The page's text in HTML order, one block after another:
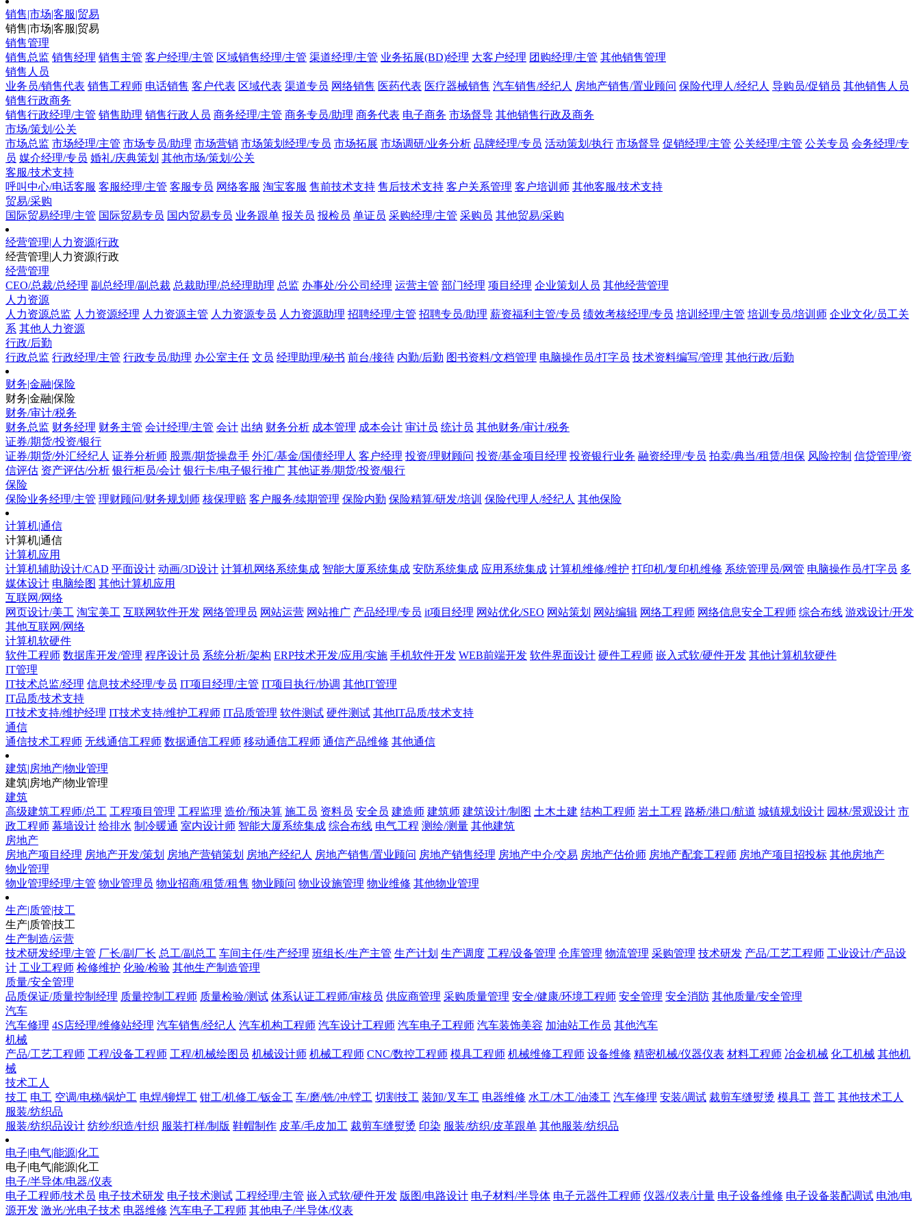
销售|市场|客服|贸易
销售|市场|客服|贸易
销售管理
销售总监 销售经理 销售主管 客户经理/主管 区域销售经理/主管 渠道经理/主管 业务拓展(BD)经理 大客户经理 团购经理/主管 其他销售管理
销售人员
业务员/销售代表 销售工程师 电话销售 客户代表 区域代表 渠道专员 网络销售 医药代表 医疗器械销售 汽车销售/经纪人 房地产销售/置业顾问 保险代理人/经纪人 导购员/促销员 其他销售人员
销售行政商务
销售行政经理/主管 销售助理 销售行政人员 商务经理/主管 商务专员/助理 商务代表 电子商务 市场督导 其他销售行政及商务
市场/策划/公关
市场总监 市场经理/主管 市场专员/助理 市场营销 市场策划经理/专员 市场拓展 市场调研/业务分析 品牌经理/专员 活动策划/执行 市场督导 促销经理/主管 公关经理/主管 公关专员 会务经理/专
员 媒介经理/专员 婚礼/庆典策划 其他市场/策划/公关
客服/技术支持
呼叫中心/电话客服 客服经理/主管 客服专员 网络客服 淘宝客服 售前技术支持 售后技术支持 客户关系管理 客户培训师 其他客服/技术支持
贸易/采购
国际贸易经理/主管 国际贸易专员 国内贸易专员 业务跟单 报关员 报检员 单证员 采购经理/主管 采购员 其他贸易/采购
经营管理|人力资源|行政
经营管理|人力资源|行政
经营管理
CEO/总裁/总经理 副总经理/副总裁 总裁助理/总经理助理 总监 办事处/分公司经理 运营主管 部门经理 项目经理 企业策划人员 其他经营管理
人力资源
人力资源总监 人力资源经理 人力资源主管 人力资源专员 人力资源助理 招聘经理/主管 招聘专员/助理 薪资福利主管/专员 绩效考核经理/专员 培训经理/主管 培训专员/培训师 企业文化/员工关
系 其他人力资源
行政/后勤
行政总监 行政经理/主管 行政专员/助理 办公室主任 文员 经理助理/秘书 前台/接待 内勤/后勤 图书资料/文档管理 电脑操作员/打字员 技术资料编写/管理 其他行政/后勤
财务|金融|保险
财务|金融|保险
财务/审计/税务
财务总监 财务经理 财务主管 会计经理/主管 会计 出纳 财务分析 成本管理 成本会计 审计员 统计员 其他财务/审计/税务
证券/期货/投资/银行
证券/期货/外汇经纪人 证券分析师 股票/期货操盘手 外汇/基金/国债经理人 客户经理 投资/理财顾问 投资/基金项目经理 投资银行业务 融资经理/专员 拍卖/典当/租赁/担保 风险控制 信贷管理/资
信评估 资产评估/分析 银行柜员/会计 银行卡/电子银行推广 其他证券/期货/投资/银行
保险
保险业务经理/主管 理财顾问/财务规划师 核保理赔 客户服务/续期管理 保险内勤 保险精算/研发/培训 保险代理人/经纪人 其他保险
计算机|通信
计算机|通信
计算机应用
计算机辅助设计/CAD 平面设计 动画/3D设计 计算机网络系统集成 智能大厦系统集成 安防系统集成 应用系统集成 计算机维修/维护 打印机/复印机维修 系统管理员/网管 电脑操作员/打字员 多
媒体设计 电脑绘图 其他计算机应用
互联网/网络
网页设计/美工 淘宝美工 互联网软件开发 网络管理员 网站运营 网站推广 产品经理/专员 it项目经理 网站优化/SEO 网站策划 网站编辑 网络工程师 网络信息安全工程师 综合布线 游戏设计/开发
其他互联网/网络
计算机软硬件
软件工程师 数据库开发/管理 程序设计员 系统分析/架构 ERP技术开发/应用/实施 手机软件开发 WEB前端开发 软件界面设计 硬件工程师 嵌入式软/硬件开发 其他计算机软硬件
IT管理
IT技术总监/经理 信息技术经理/专员 IT项目经理/主管 IT项目执行/协调 其他IT管理
IT品质/技术支持
IT技术支持/维护经理 IT技术支持/维护工程师 IT品质管理 软件测试 硬件测试 其他IT品质/技术支持
通信
通信技术工程师 无线通信工程师 数据通信工程师 移动通信工程师 通信产品维修 其他通信
建筑|房地产|物业管理
建筑|房地产|物业管理
建筑
高级建筑工程师/总工 工程项目管理 工程监理 造价/预决算 施工员 资料员 安全员 建造师 建筑师 建筑设计/制图 土木土建 结构工程师 岩土工程 路桥/港口/航道 城镇规划设计 园林/景观设计 市
政工程师 幕墙设计 给排水 制冷暖通 室内设计师 智能大厦系统集成 综合布线 电气工程 测绘/测量 其他建筑
房地产
房地产项目经理 房地产开发/策划 房地产营销策划 房地产经纪人 房地产销售/置业顾问 房地产销售经理 房地产中介/交易 房地产估价师 房地产配套工程师 房地产项目招投标 其他房地产
物业管理
物业管理经理/主管 物业管理员 物业招商/租赁/租售 物业顾问 物业设施管理 物业维修 其他物业管理
生产|质管|技工
生产|质管|技工
生产制造/运营
技术研发经理/主管 厂长/副厂长 总工/副总工 车间主任/生产经理 班组长/生产主管 生产计划 生产调度 工程/设备管理 仓库管理 物流管理 采购管理 技术研发 产品/工艺工程师 工业设计/产品设
计 工业工程师 检修维护 化验/检验 其他生产制造管理
质量/安全管理
品质保证/质量控制经理 质量控制工程师 质量检验/测试 体系认证工程师/审核员 供应商管理 采购质量管理 安全/健康/环境工程师 安全管理 安全消防 其他质量/安全管理
汽车
汽车修理 4S店经理/维修站经理 汽车销售/经纪人 汽车机构工程师 汽车设计工程师 汽车电子工程师 汽车装饰美容 加油站工作员 其他汽车
机械
产品/工艺工程师 工程/设备工程师 工程/机械绘图员 机械设计师 机械工程师 CNC/数控工程师 模具工程师 机械维修工程师 设备维修 精密机械/仪器仪表 材料工程师 冶金机械 化工机械 其他机
械
技术工人
技工 电工 空调/电梯/锅炉工 电焊/铆焊工 钳工/机修工/钣金工 车/磨/铣/冲/镗工 切割技工 装卸/叉车工 电器维修 水工/木工/油漆工 汽车修理 安装/调试 裁剪车缝熨烫 模具工 普工 其他技术工人
服装/纺织品
服装/纺织品设计 纺纱/织造/针织 服装打样/制版 鞋帽制作 皮革/毛皮加工 裁剪车缝熨烫 印染 服装/纺织/皮革跟单 其他服装/纺织品
电子|电气|能源|化工
电子|电气|能源|化工
电子/半导体/电器/仪表
电子工程师/技术员 电子技术研发 电子技术测试 工程经理/主管 嵌入式软/硬件开发 版图/电路设计 电子材料/半导体 电子元器件工程师 仪器/仪表/计量 电子设备维修 电子设备装配调试 电池/电
源开发 激光/光电子技术 电器维修 汽车电子工程师 其他电子/半导体/仪表